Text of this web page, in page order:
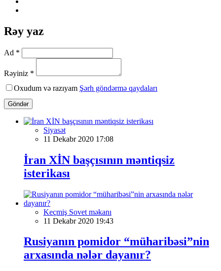
Rəy yaz
Ad *
Rəyiniz *
Oxudum və razıyam Şərh göndərmə qaydaları
Göndər
Siyasət
11 Dekabr 2020 17:08
İran XİN başçısının məntiqsiz
isterikası
Keçmiş Sovet məkanı
11 Dekabr 2020 19:43
Rusiyanın pomidor “müharibəsi”nin
arxasında nələr dayanır?